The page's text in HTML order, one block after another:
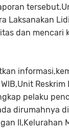
Laksanakan
dan mencari
Reskrim
pelaku
dirumahnya
II,Kelurahan